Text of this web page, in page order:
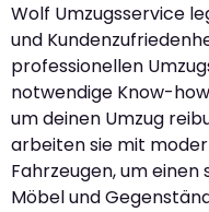
Wolf Umzugsservice
und
professionellen
notwendige Know-
um deinen Umzug
arbeiten sie mit
Fahrzeugen, um
Möbel und